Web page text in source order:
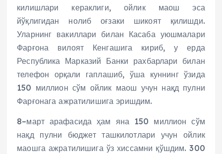
килишлари кераклиги, ойлик маош эса
йўқлигидан нолиб оғзаки шикоят қилишди.
Уларнинг вакиллари билан Касаба уюшмалари
Фарғона вилоят Кенгашига кириб, у ерда
Республика Марказий Банки рахбарлари билан
телефон орқали гаплашиб, ўша куннинг ўзида
150 миллион сўм ойлик маош учун нақд пулни
Фарғонага ажратилишига эришдим.
8–март арафасида ҳам яна 150 миллион сўм
нақд пулни бюджет ташкилотлари учун ойлик
маошга ажратилишига ўз хиссамни қўшдим. 300